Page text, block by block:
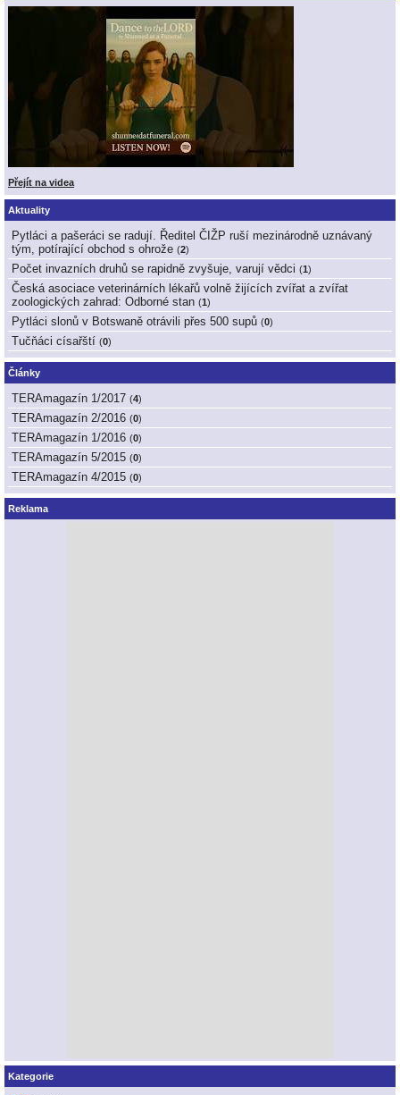
Přejít na videa
Aktuality
Pytláci a pašeráci se radují. Ředitel ČIŽP ruší mezinárodně uznávaný
tým, potírající obchod s ohrože (2)
Počet invazních druhů se rapidně zvyšuje, varují vědci (1 )
Česká asociace veterinárních lékařů volně žijících zvířat a zvířat
zoologických zahrad: Odborné stan (1 )
Pytláci slonů v Botswaně otrávili přes 500 supů (0)
Tučňáci císařští (0)
Články
TERAmagazín 1/2017 (4)
TERAmagazín 2/2016 (0)
TERAmagazín 1/2016 (0)
TERAmagazín 5/2015 (0)
TERAmagazín 4/2015 (0)
Reklama
Kategorie